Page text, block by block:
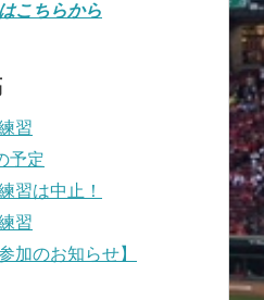
こちらから
習
予定
習は中止！
習
加のお知らせ】